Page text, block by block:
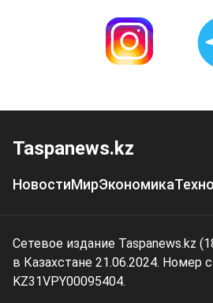
Taspanews.kz
НовостиМирЭкономикаТехно
Сетевое издание Taspanews.kz
в Казахстане 21.06.2024. Номер
KZ31VPY00095404.